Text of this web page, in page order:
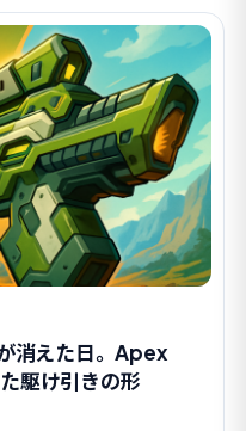
消えた日。Apex
駆け引きの形